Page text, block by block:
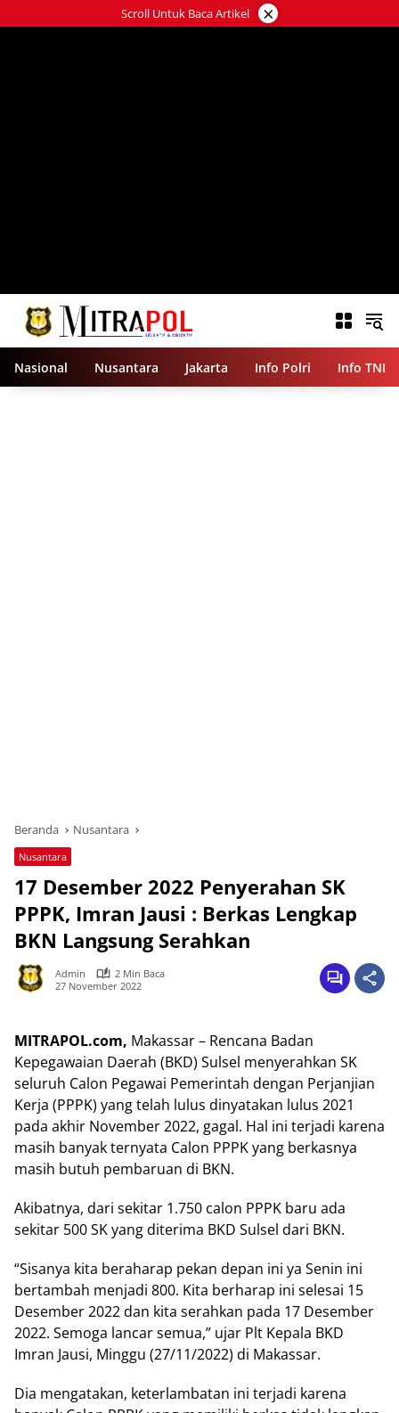
ke
Scroll Untuk Baca Artikel ×
Nasional Nusantara Jakarta Info Polri Info TNI
Beranda Nusantara
Nusantara
17 Desember 2022 Penyerahan SK
PPPK, Imran Jausi : Berkas Lengkap
BKN Langsung Serahkan
Admin
2 Min Baca
27 November 2022
MITRAPOL.com, Makassar – Rencana Badan
Kepegawaian Daerah (BKD) Sulsel menyerahkan SK
seluruh Calon Pegawai Pemerintah dengan Perjanjian
Kerja (PPPK) yang telah lulus dinyatakan lulus 2021
pada akhir November 2022, gagal. Hal ini terjadi karena
masih banyak ternyata Calon PPPK yang berkasnya
masih butuh pembaruan di BKN.
Akibatnya, dari sekitar 1.750 calon PPPK baru ada
sekitar 500 SK yang diterima BKD Sulsel dari BKN.
“Sisanya kita beraharap pekan depan ini ya Senin ini
bertambah menjadi 800. Kita berharap ini selesai 15
Desember 2022 dan kita serahkan pada 17 Desember
2022. Semoga lancar semua,” ujar Plt Kepala BKD
Imran Jausi, Minggu (27/11/2022) di Makassar.
Dia mengatakan, keterlambatan ini terjadi karena